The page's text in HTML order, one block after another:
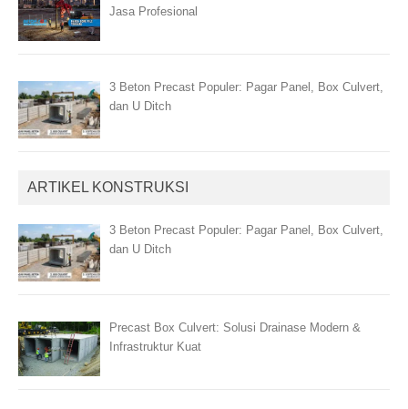
Jasa Profesional
3 Beton Precast Populer: Pagar Panel, Box Culvert,
dan U Ditch
ARTIKEL KONSTRUKSI
3 Beton Precast Populer: Pagar Panel, Box Culvert,
dan U Ditch
Precast Box Culvert: Solusi Drainase Modern &
Infrastruktur Kuat